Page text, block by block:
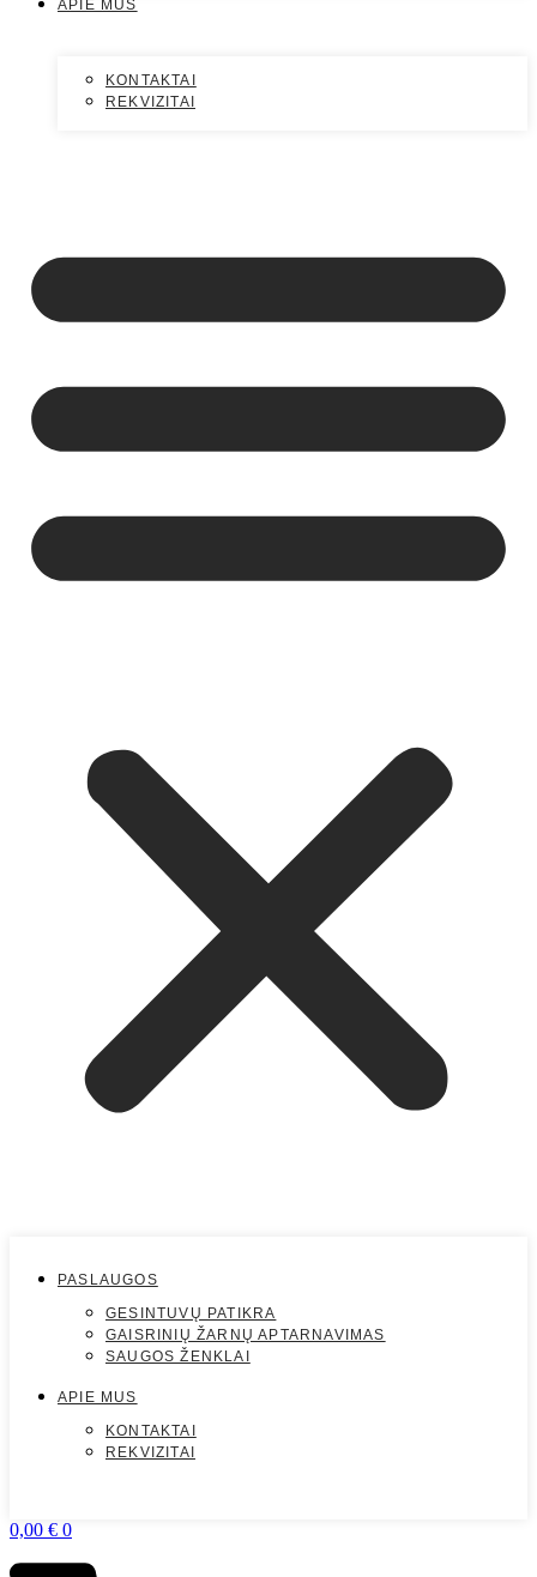
APIE MUS
KONTAKTAI
REKVIZITAI
PASLAUGOS
GESINTUVŲ PATIKRA
GAISRINIŲ ŽARNŲ APTARNAVIMAS
SAUGOS ŽENKLAI
APIE MUS
KONTAKTAI
REKVIZITAI
0,00 € 0